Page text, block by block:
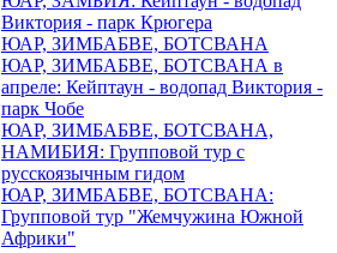
Виктория - парк Крюгера
ЮАР, ЗИМБАБВЕ, БОТСВАНА
ЮАР, ЗИМБАБВЕ, БОТСВАНА в
апреле: Кейптаун - водопад Виктория -
парк Чобе
ЮАР, ЗИМБАБВЕ, БОТСВАНА,
НАМИБИЯ: Групповой тур с
русскоязычным гидом
ЮАР, ЗИМБАБВЕ, БОТСВАНА:
Групповой тур "Жемчужина Южной
Африки"